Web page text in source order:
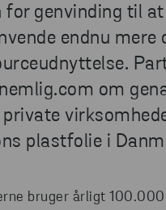
for genvinding til
endnu
om
private
plastfolie i
bruger årligt